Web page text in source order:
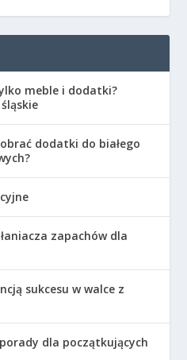
meble i dodatki?
dodatki do białego
zapachów dla
sukcesu w walce z
dla początkujących